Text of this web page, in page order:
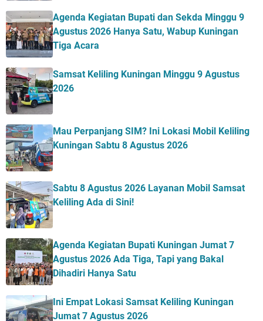
Agenda Kegiatan Bupati dan Sekda Minggu 9
Agustus 2026 Hanya Satu, Wabup Kuningan
Tiga Acara
Samsat Keliling Kuningan Minggu 9 Agustus
2026
Mau Perpanjang SIM? Ini Lokasi Mobil Keliling
Kuningan Sabtu 8 Agustus 2026
Sabtu 8 Agustus 2026 Layanan Mobil Samsat
Keliling Ada di Sini!
Agenda Kegiatan Bupati Kuningan Jumat 7
Agustus 2026 Ada Tiga, Tapi yang Bakal
Dihadiri Hanya Satu
Ini Empat Lokasi Samsat Keliling Kuningan
Jumat 7 Agustus 2026